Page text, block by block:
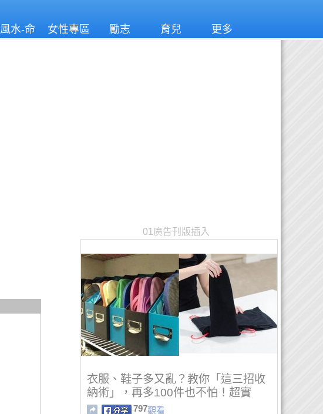
風水-命
女性專區 勵志 育兒 更多
01廣告刊版插入
衣服、鞋子多又亂？教你「這三招收
納術」，再多100件也不怕！超實
用！
797觀看